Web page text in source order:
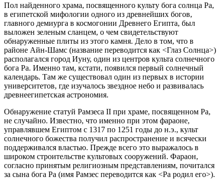
Пол найденного храма, посвященного культу бога солнца Ра,
в египетской мифологии одного из древнейших богов,
главного демиурга в космогонии Древнего Египта, был
выложен зеленым сланцем, о чем свидетельствуют
обнаруженные плиты из этого камня. Дело в том, что в
районе Айн-Шамс (название переводится как <Глаз Солнца>)
располагался город Иуну, один из центров культа солнечного
бога Ра. Именно там, кстати, появился первый солнечный
календарь. Там же существовал один из первых в истории
университетов, где изучалось звездное небо и развивалась
древнеегипетская астрономия.
Обнаружение статуй Рамзеса II при храме, посвященном Ра,
не случайно. Известно, что именно при этом фараоне,
управлявшем Египтом с 1317 по 1251 годы до н.э., культ
солнечного божества получил распространение и всячески
поддерживался властью. Прежде всего это выражалось в
широком строительстве культовых сооружений. Фараон,
согласно принятым религиозным представлениям, почитался
за сына бога Ра (имя Рамзес переводится как <Ра родил его>).